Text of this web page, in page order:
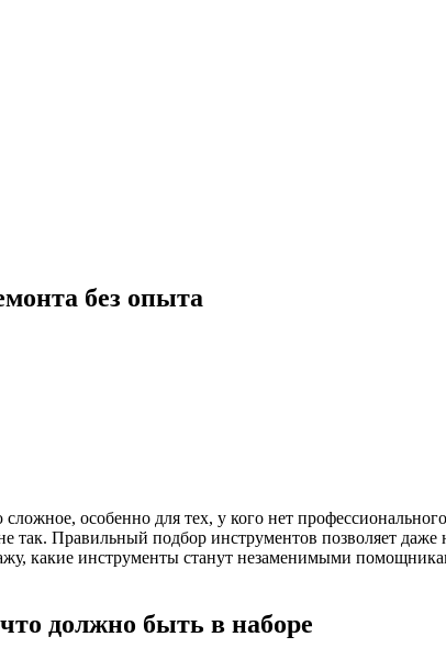
без опыта
особенно для тех, у кого нет
так. Правильный подбор инструментов позволяет
какие инструменты станут незаменимыми
должно быть в наборе